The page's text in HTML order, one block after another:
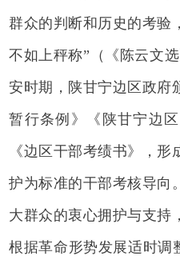
群众的判断和历史的考验
不如上秤称”（《陈云文
安时期，陕甘宁边区政府
暂行条例》《陕甘宁边
《边区干部考绩书》，
护为标准的干部考核导向
大群众的衷心拥护与支持
根据革命形势发展适时调